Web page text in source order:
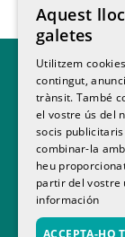
Contacta
Política
Aquest
galetes
Utilitzem
contingut,
trànsit. També
el vostre ús del
socis
combinar-la
heu
partir del vostre
información
ACCEPTA-HO